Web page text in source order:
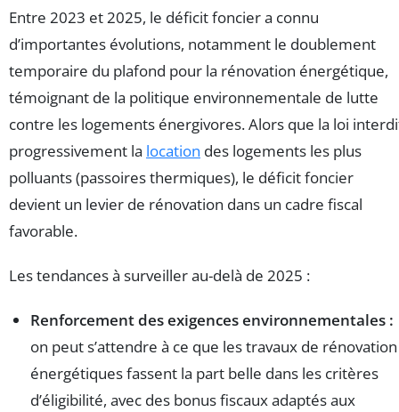
Entre 2023 et 2025, le déficit foncier a connu
d’importantes évolutions, notamment le doublement
temporaire du plafond pour la rénovation énergétique,
témoignant de la politique environnementale de lutte
contre les logements énergivores. Alors que la loi
progressivement la location des logements les plus
polluants (passoires thermiques), le déficit foncier
devient un levier de rénovation dans un cadre fiscal
favorable.
Les tendances à surveiller au-delà de 2025 :
Renforcement des exigences environnementales :
on peut s’attendre à ce que les travaux de rénovation
énergétiques fassent la part belle dans les critères
d’éligibilité, avec des bonus fiscaux adaptés aux